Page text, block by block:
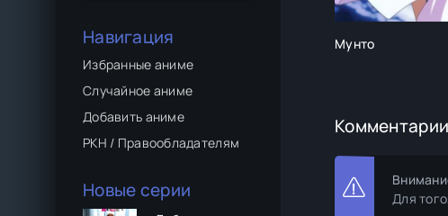
Навигация
Избранные аниме
Случайное аниме
Добавить аниме
РКН / Правообладателям
Новые серии
Мунто
Комментарии
Для